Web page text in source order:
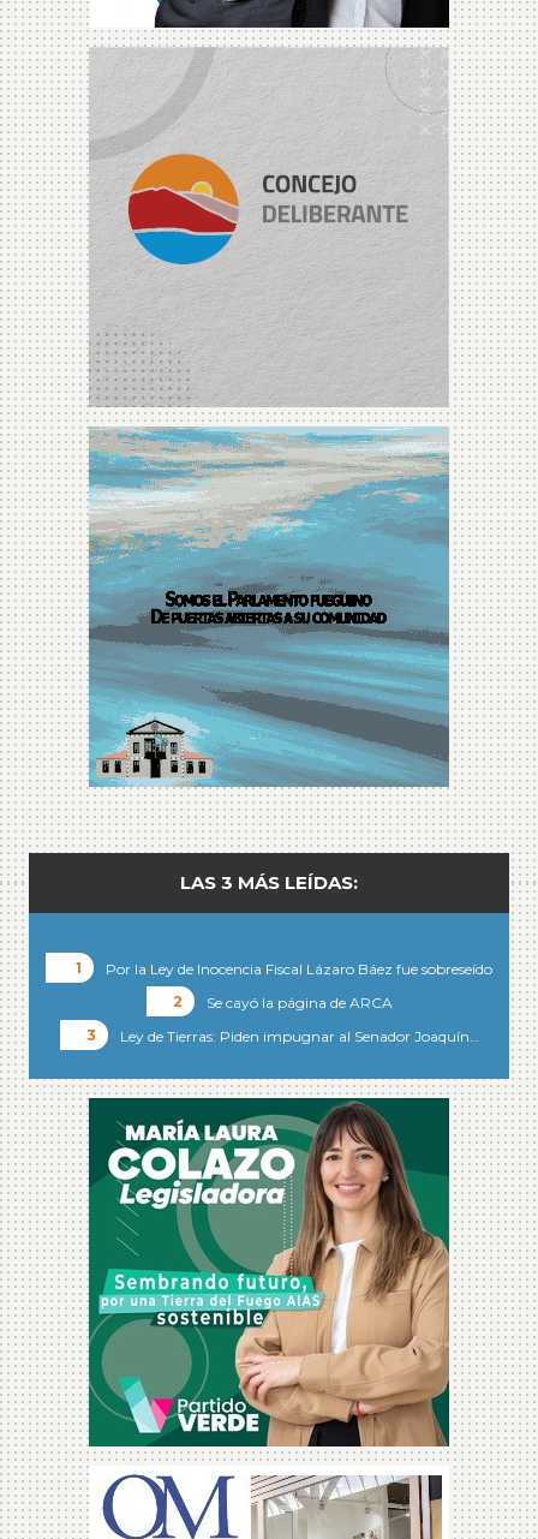
LAS 3 MÁS LEÍDAS:
Por la Ley de Inocencia Fiscal Lázaro Báez fue sobreseído
Se cayó la página de ARCA
Ley de Tierras: Piden impugnar al Senador Joaquín…